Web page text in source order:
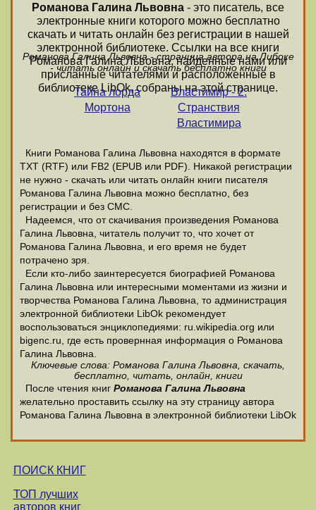
Романова Галина Львовна - это писатель, все
электронные книги которого можно бесплатно
скачать и читать онлайн без регистрации в нашей
электронной библиотеке. Ссылки на все книги
Романова Галина Львовна, найденные нами или
присланные читателями и расположенные в
библиотеке LibOk, собраны на этой странице.
Романова Галина Львовна - страница автора на Либоке
- читать онлайн и скачать бесплатно книги
Тайна лорда
Мортона
Властимир - 2.
Странствия
Властимира
Книги Романова Галина Львовна находятся в формате
ТХТ (RTF) или FB2 (EPUB или PDF). Никакой регистрации
не нужно - скачать или читать онлайн книги писателя
Романова Галина Львовна можно бесплатно, без
регистрации и без СМС.
Надеемся, что от скачивания произведения Романова
Галина Львовна, читатель получит то, что хочет от
Романова Галина Львовна, и его время не будет
потрачено зря.
Если кто-либо заинтересуется биографией Романова
Галина Львовна или интересными моментами из жизни и
творчества Романова Галина Львовна, то администрация
электронной библиотеки LibOk рекомендует
воспользоваться энциклопедиями: ru.wikipedia.org или
bigenc.ru, где есть провернная информация о Романова
Галина Львовна.
Ключевые слова: Романова Галина Львовна, скачать,
бесплатно, читать, онлайн, книги
После чтения книг Романова Галина Львовна
желательно проставить ссылку на эту страницу автора
Романова Галина Львовна в электронной библиотеки LibOk
ПОИСК КНИГ
ТОП лучших
авторов книг